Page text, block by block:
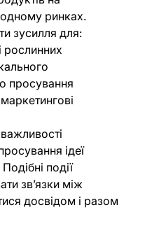
ринках.
зусилля для:
рослинних
просування
ідеї
події
зв’язки між
досвідом і разом